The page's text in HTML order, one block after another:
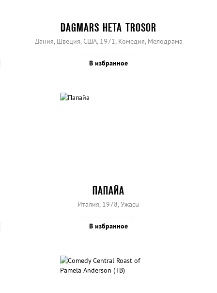
DAGMARS HETA TROSOR
Дания, Швеция, США, 1971, Комедия, Мелодрама
В избранное
ПАПАЙА
Италия, 1978, Ужасы
В избранное